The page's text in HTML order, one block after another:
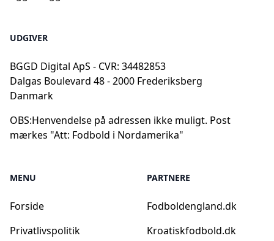
UDGIVER
BGGD Digital ApS - CVR: 34482853
Dalgas Boulevard 48 - 2000 Frederiksberg
Danmark
OBS:Henvendelse på adressen ikke muligt. Post
mærkes "Att: Fodbold i Nordamerika"
MENU
Forside
Privatlivspolitik
PARTNERE
Fodboldengland.dk
Kroatiskfodbold.dk